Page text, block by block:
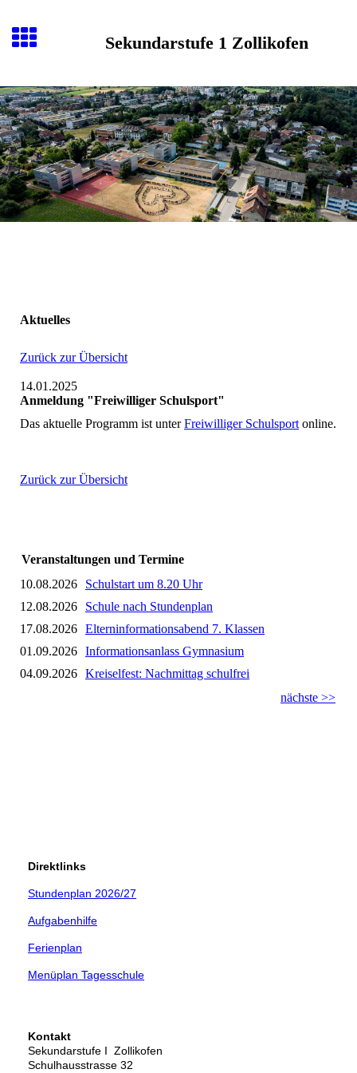
Sekundarstufe 1 Zollikofen
Aktuelles
Zurück zur Übersicht
14.01.2025
Anmeldung "Freiwilliger Schulsport"
Das aktuelle Programm ist unterFreiwilliger Schulsport online.
Zurück zur Übersicht
Veranstaltungen und Termine
10.08.2026
Schulstart um 8.20 Uhr
12.08.2026
Schule nach Stundenplan
17.08.2026 Elterninformationsabend 7. Klassen
01.09.2026 Informationsanlass Gymnasium
04.09.2026 Kreiselfest: Nachmittag schulfrei
nächste >>
Direktlinks
Stundenplan 2026/27
Aufgabenhilfe
Ferienplan
Menüplan Tagesschule
Kontakt
Sekundarstufe I Zollikofen
Schulhausstrasse 32